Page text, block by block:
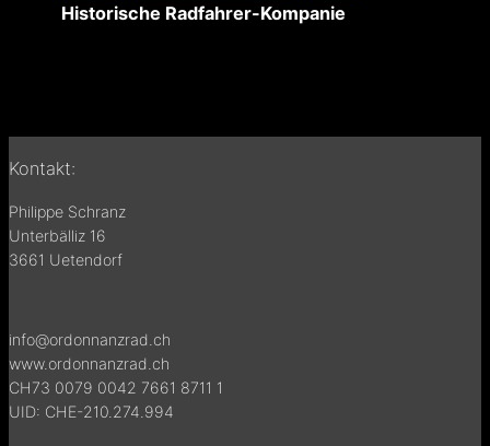
Historische Radfahrer-Kompanie
Kontakt:
Philippe Schranz
Unterbälliz 16
3661 Uetendorf
info@ordonnanzrad.ch
www.ordonnanzrad.ch
CH73 0079 0042 7661 8711 1
UID: CHE-210.274.994